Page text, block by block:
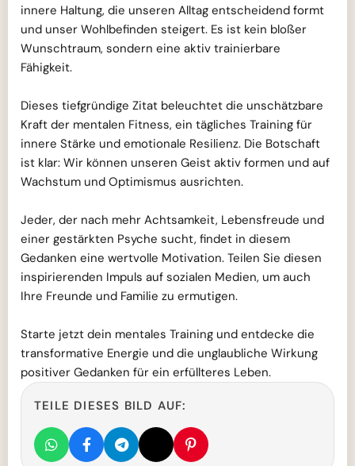
innere Haltung, die unseren Alltag entscheidend formt
und unser Wohlbefinden steigert. Es ist kein bloßer
Wunschtraum, sondern eine aktiv trainierbare
Fähigkeit.
Dieses tiefgründige Zitat beleuchtet die unschätzbare
Kraft der mentalen Fitness, ein tägliches Training für
innere Stärke und emotionale Resilienz. Die Botschaft
ist klar: Wir können unseren Geist aktiv formen und auf
Wachstum und Optimismus ausrichten.
Jeder, der nach mehr Achtsamkeit, Lebensfreude und
einer gestärkten Psyche sucht, findet in diesem
Gedanken eine wertvolle Motivation. Teilen Sie diesen
inspirierenden Impuls auf sozialen Medien, um auch
Ihre Freunde und Familie zu ermutigen.
Starte jetzt dein mentales Training und entdecke die
transformative Energie und die unglaubliche Wirkung
positiver Gedanken für ein erfüllteres Leben.
TEILE DIESES BILD AUF: